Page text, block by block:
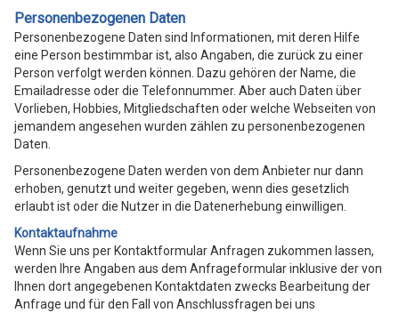
Personenbezogenen Daten
Personenbezogene Daten sind Informationen, mit deren Hilfe
eine Person bestimmbar ist, also Angaben, die zurück zu einer
Person verfolgt werden können. Dazu gehören der Name, die
Emailadresse oder die Telefonnummer. Aber auch Daten über
Vorlieben, Hobbies, Mitgliedschaften oder welche Webseiten von
jemandem angesehen wurden zählen zu personenbezogenen
Daten.
Personenbezogene Daten werden von dem Anbieter nur dann
erhoben, genutzt und weiter gegeben, wenn dies gesetzlich
erlaubt ist oder die Nutzer in die Datenerhebung einwilligen.
Kontaktaufnahme
Wenn Sie uns per Kontaktformular Anfragen zukommen lassen,
werden Ihre Angaben aus dem Anfrageformular inklusive der von
Ihnen dort angegebenen Kontaktdaten zwecks Bearbeitung der
Anfrage und für den Fall von Anschlussfragen bei uns